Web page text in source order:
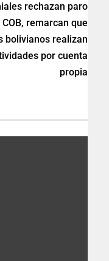
rechazan paro
remarcan que
bolivianos realizan
por cuenta
propia